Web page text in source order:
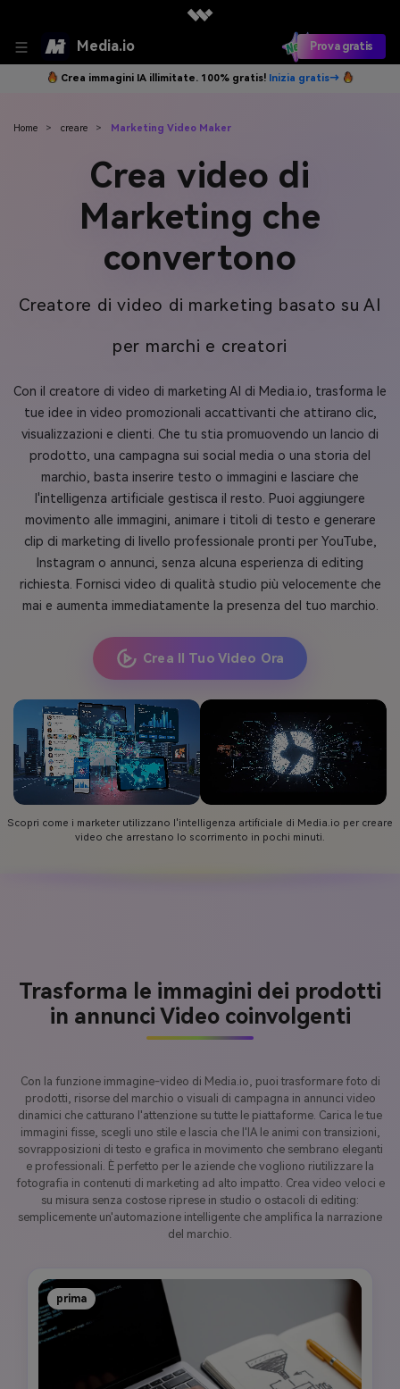
Media.io Prova gratis
Crea immagini IA illimitate. 100% gratis! Inizia gratis→
Home > creare > Marketing Video Maker
Crea video di
Marketing che
convertono
Creatore di video di marketing basato su AI
per marchi e creatori
Con il creatore di video di marketing AI di Media.io, trasforma le
tue idee in video promozionali accattivanti che attirano clic,
visualizzazioni e clienti. Che tu stia promuovendo un lancio di
prodotto, una campagna sui social media o una storia del
marchio, basta inserire testo o immagini e lasciare che
l'intelligenza artificiale gestisca il resto. Puoi aggiungere
movimento alle immagini, animare i titoli di testo e generare
clip di marketing di livello professionale pronti per YouTube,
Instagram o annunci, senza alcuna esperienza di editing
richiesta. Fornisci video di qualità studio più velocemente che
mai e aumenta immediatamente la presenza del tuo marchio.
Crea Il Tuo Video Ora
Scopri come i marketer utilizzano l'intelligenza artificiale di Media.io per creare
video che arrestano lo scorrimento in pochi minuti.
Trasforma le immagini dei prodotti
in annunci Video coinvolgenti
Con la funzione immagine-video di Media.io, puoi trasformare foto di
prodotti, risorse del marchio o visuali di campagna in annunci video
dinamici che catturano l'attenzione su tutte le piattaforme. Carica le tue
immagini fisse, scegli uno stile e lascia che l'IA le animi con transizioni,
sovrapposizioni di testo e grafica in movimento che sembrano eleganti
e professionali. È perfetto per le aziende che vogliono riutilizzare la
fotografia in contenuti di marketing ad alto impatto. Crea video veloci e
su misura senza costose riprese in studio o ostacoli di editing:
semplicemente un'automazione intelligente che amplifica la narrazione
del marchio.
prima